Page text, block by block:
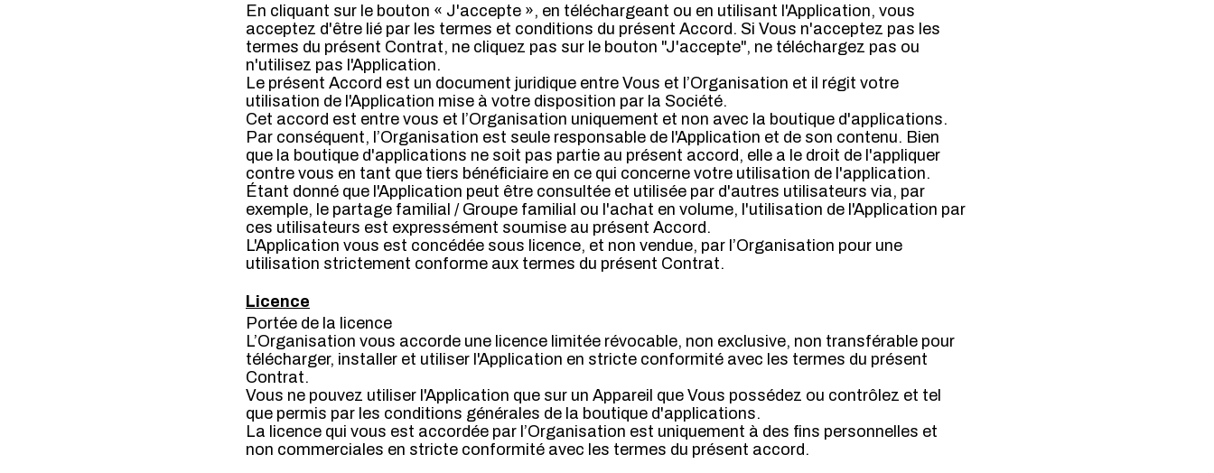
En cliquant sur le bouton « J'accepte », en téléchargeant ou en utilisant l'Application, vous
acceptez d'être lié par les termes et conditions du présent Accord. Si Vous n'acceptez pas les
termes du présent Contrat, ne cliquez pas sur le bouton "J'accepte", ne téléchargez pas ou
n'utilisez pas l'Application.
Le présent Accord est un document juridique entre Vous et l’Organisation et il régit votre
utilisation de l'Application mise à votre disposition par la Société.
Cet accord est entre vous et l’Organisation uniquement et non avec la boutique d'applications.
Par conséquent, l’Organisation est seule responsable de l'Application et de son contenu. Bien
que la boutique d'applications ne soit pas partie au présent accord, elle a le droit de l'appliquer
contre vous en tant que tiers bénéficiaire en ce qui concerne votre utilisation de l'application.
Étant donné que l'Application peut être consultée et utilisée par d'autres utilisateurs via, par
exemple, le partage familial / Groupe familial ou l'achat en volume, l'utilisation de l'Application par
ces utilisateurs est expressément soumise au présent Accord.
L'Application vous est concédée sous licence, et non vendue, par l’Organisation pour une
utilisation strictement conforme aux termes du présent Contrat.
Licence
Portée de la licence
L’Organisation vous accorde une licence limitée révocable, non exclusive, non transférable pour
télécharger, installer et utiliser l'Application en stricte conformité avec les termes du présent
Contrat.
Vous ne pouvez utiliser l'Application que sur un Appareil que Vous possédez ou contrôlez et tel
que permis par les conditions générales de la boutique d'applications.
La licence qui vous est accordée par l’Organisation est uniquement à des fins personnelles et
non commerciales en stricte conformité avec les termes du présent accord.